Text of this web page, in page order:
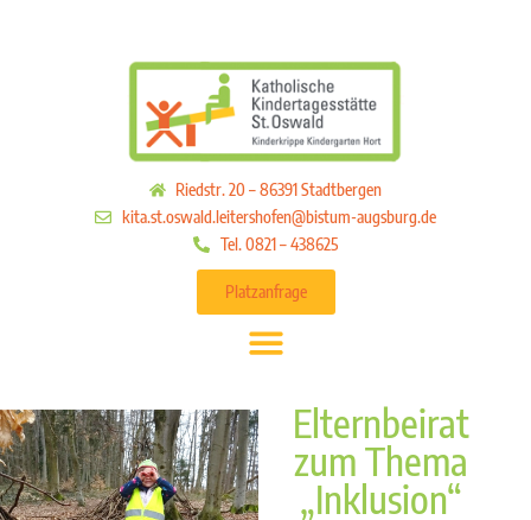
Riedstr. 20 – 86391 Stadtbergen
kita.st.oswald.leitershofen@bistum-augsburg.de
Tel. 0821 – 438625
Platzanfrage
Elternbeirat
zum Thema
„Inklusion“